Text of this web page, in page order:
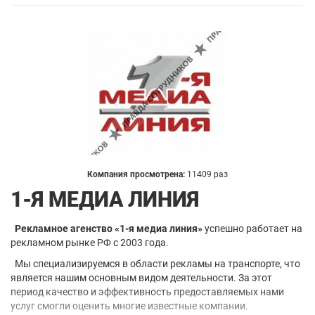
Компания просмотрена: 11409 раз
1-Я МЕДИА ЛИНИЯ
Рекламное агенство «1-я медиа линия»успешно работает на
рекламном рынке РФ с 2003 года.
Мы специализируемся в области рекламы на транспорте, что
является нашим основным видом деятельности. За этот
период качество и эффективность предоставляемых нами
услуг смогли оценить многие известные компании.